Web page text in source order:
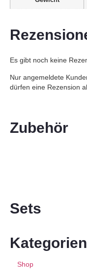
Sets
Shop
Es gibt noch keine
Nur angemeldete
dürfen eine Rezension
Zubehör